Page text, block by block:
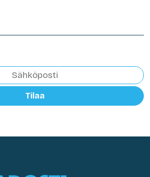
Tilaa